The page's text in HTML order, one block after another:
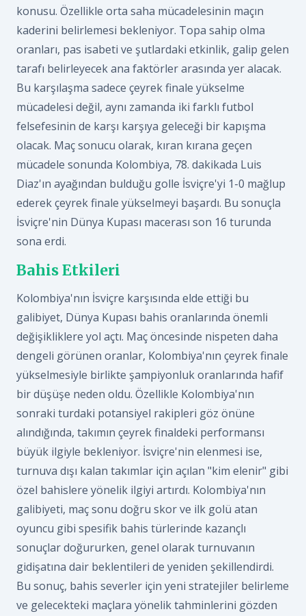
konusu. Özellikle orta saha mücadelesinin maçın
kaderini belirlemesi bekleniyor. Topa sahip olma
oranları, pas isabeti ve şutlardaki etkinlik, galip gelen
tarafı belirleyecek ana faktörler arasında yer alacak.
Bu karşılaşma sadece çeyrek finale yükselme
mücadelesi değil, aynı zamanda iki farklı futbol
felsefesinin de karşı karşıya geleceği bir kapışma
olacak. Maç sonucu olarak, kıran kırana geçen
mücadele sonunda Kolombiya, 78. dakikada Luis
Diaz'ın ayağından bulduğu golle İsviçre'yi 1-0 mağlup
ederek çeyrek finale yükselmeyi başardı. Bu sonuçla
İsviçre'nin Dünya Kupası macerası son 16 turunda
sona erdi.
Bahis Etkileri
Kolombiya'nın İsviçre karşısında elde ettiği bu
galibiyet, Dünya Kupası bahis oranlarında önemli
değişikliklere yol açtı. Maç öncesinde nispeten daha
dengeli görünen oranlar, Kolombiya'nın çeyrek finale
yükselmesiyle birlikte şampiyonluk oranlarında hafif
bir düşüşe neden oldu. Özellikle Kolombiya'nın
sonraki turdaki potansiyel rakipleri göz önüne
alındığında, takımın çeyrek finaldeki performansı
büyük ilgiyle bekleniyor. İsviçre'nin elenmesi ise,
turnuva dışı kalan takımlar için açılan "kim elenir" gibi
özel bahislere yönelik ilgiyi artırdı. Kolombiya'nın
galibiyeti, maç sonu doğru skor ve ilk golü atan
oyuncu gibi spesifik bahis türlerinde kazançlı
sonuçlar doğururken, genel olarak turnuvanın
gidişatına dair beklentileri de yeniden şekillendirdi.
Bu sonuç, bahis severler için yeni stratejiler belirleme
ve gelecekteki maçlara yönelik tahminlerini gözden